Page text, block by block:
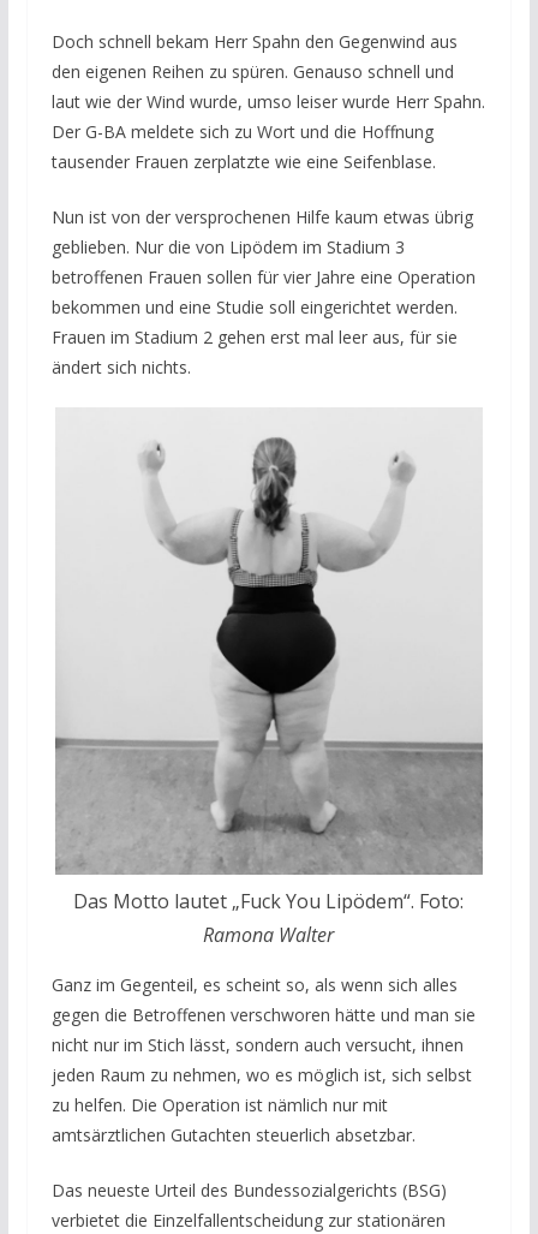
Doch schnell bekam Herr Spahn den Gegenwind aus
den eigenen Reihen zu spüren. Genauso schnell und
laut wie der Wind wurde, umso leiser wurde Herr Spahn.
Der G-BA meldete sich zu Wort und die Hoffnung
tausender Frauen zerplatzte wie eine Seifenblase.
Nun ist von der versprochenen Hilfe kaum etwas übrig
geblieben. Nur die von Lipödem im Stadium 3
betroffenen Frauen sollen für vier Jahre eine Operation
bekommen und eine Studie soll eingerichtet werden.
Frauen im Stadium 2 gehen erst mal leer aus, für sie
ändert sich nichts.
Das Motto lautet „Fuck You Lipödem“. Foto:
Ramona Walter
Ganz im Gegenteil, es scheint so, als wenn sich alles
gegen die Betroffenen verschworen hätte und man sie
nicht nur im Stich lässt, sondern auch versucht, ihnen
jeden Raum zu nehmen, wo es möglich ist, sich selbst
zu helfen. Die Operation ist nämlich nur mit
amtsärztlichen Gutachten steuerlich absetzbar.
Das neueste Urteil des Bundessozialgerichts (BSG)
verbietet die Einzelfallentscheidung zur stationären